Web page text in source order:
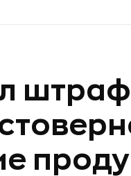
штраф